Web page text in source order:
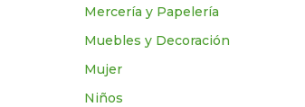
Mercería y Papelería
Muebles y Decoración
Mujer
Niños